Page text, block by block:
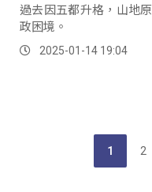
過去因五都升格，山地
政困境。
2025-01-14 19:04
1 2